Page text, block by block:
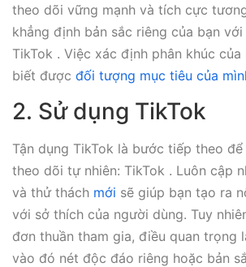
theo dõi vững mạnh và tích cực
khẳng định bản sắc riêng của bạn
TikTok . Việc xác định phân khúc của
biết được đối tượng mục tiêu của
2. Sử dụng TikTok
Tận dụng TikTok là bước tiếp theo
theo dõi tự nhiên: TikTok . Luôn cập
và thử thách mới sẽ giúp bạn tạo ra
với sở thích của người dùng. Tuy
đơn thuần tham gia, điều quan trọng
vào đó nét độc đáo riêng hoặc bản